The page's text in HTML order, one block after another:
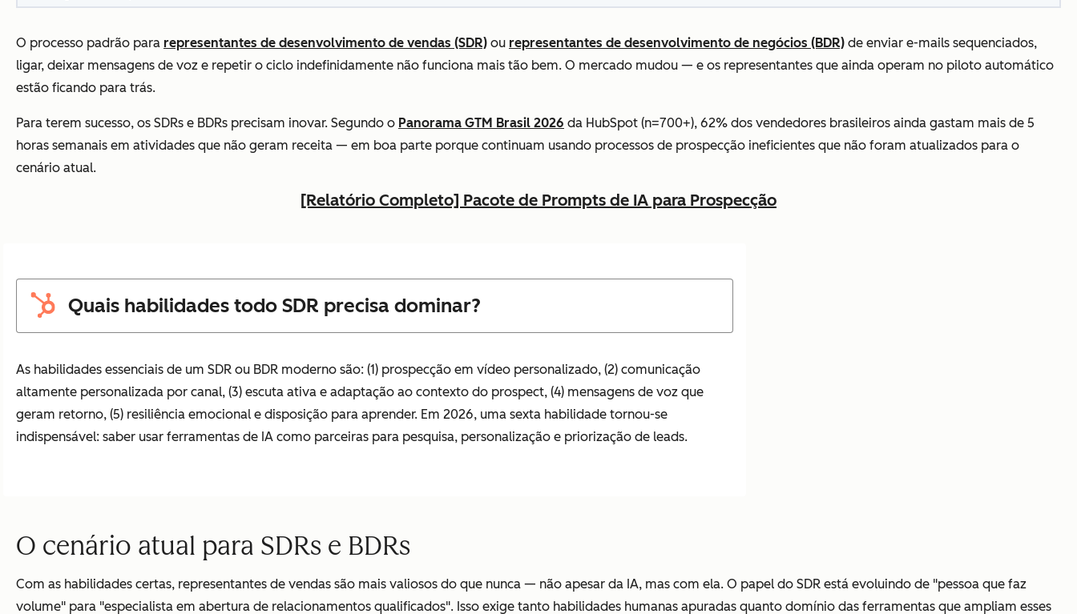
O processo padrão para representantes de desenvolvimento de vendas (SDR) ou representantes de desenvolvimento de negócios (BDR) de enviar e-mails sequenciados,
ligar, deixar mensagens de voz e repetir o ciclo indefinidamente não funciona mais tão bem. O mercado mudou — e os representantes que ainda operam no piloto automático
estão ficando para trás.
Para terem sucesso, os SDRs e BDRs precisam inovar. Segundo o Panorama GTM Brasil 2026 da HubSpot (n=700+), 62% dos vendedores brasileiros ainda gastam mais de 5
horas semanais em atividades que não geram receita — em boa parte porque continuam usando processos de prospecção ineficientes que não foram atualizados para o
cenário atual.
[Relatório Completo] Pacote de Prompts de IA para Prospecção
Quais habilidades todo SDR precisa dominar?
As habilidades essenciais de um SDR ou BDR moderno são: (1) prospecção em vídeo personalizado, (2) comunicação
altamente personalizada por canal, (3) escuta ativa e adaptação ao contexto do prospect, (4) mensagens de voz que
geram retorno, (5) resiliência emocional e disposição para aprender. Em 2026, uma sexta habilidade tornou-se
indispensável: saber usar ferramentas de IA como parceiras para pesquisa, personalização e priorização de leads.
O cenário atual para SDRs e BDRs
Com as habilidades certas, representantes de vendas são mais valiosos do que nunca — não apesar da IA, mas com ela. O papel do SDR está evoluindo de "pessoa que faz
volume" para "especialista em abertura de relacionamentos qualificados". Isso exige tanto habilidades humanas apuradas quanto domínio das ferramentas que ampliam esses